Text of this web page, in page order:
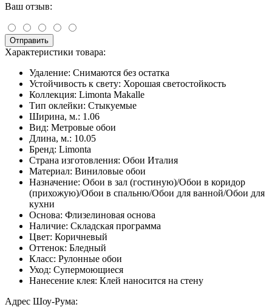
Ваш отзыв:
Отправить
Характеристики товара:
Удаление: Снимаются без остатка
Устойчивость к свету: Хорошая светостойкость
Коллекция: Limonta Makalle
Тип оклейки: Стыкуемые
Ширина, м.: 1.06
Вид: Метровые обои
Длина, м.: 10.05
Бренд: Limonta
Страна изготовления: Обои Италия
Материал: Виниловые обои
Назначение: Обои в зал (гостиную)/Обои в коридор
(прихожую)/Обои в спальню/Обои для ванной/Обои для
кухни
Основа: Флизелиновая основа
Наличие: Складская программа
Цвет: Коричневый
Оттенок: Бледный
Класс: Рулонные обои
Уход: Супермоющиеся
Нанесение клея: Клей наносится на стену
Адрес Шоу-Рума: